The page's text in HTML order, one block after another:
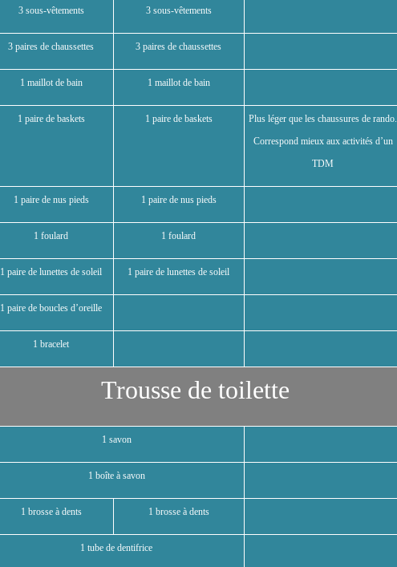
3 sous-vêtements 3 sous-vêtements
3 paires de chaussettes 3 paires de chaussettes
1 maillot de bain 1 maillot de bain
1 paire de baskets 1 paire de baskets
Plus léger que les chaussures de rando.
Correspond mieux aux activités d’un
TDM
1 paire de nus pieds 1 paire de nus pieds
1 foulard 1 foulard
1 paire de lunettes de soleil 1 paire de lunettes de soleil
1 paire de boucles d’oreille
1 bracelet
Trousse de toilette
1 savon
1 boîte à savon
1 brosse à dents 1 brosse à dents
1 tube de dentifrice